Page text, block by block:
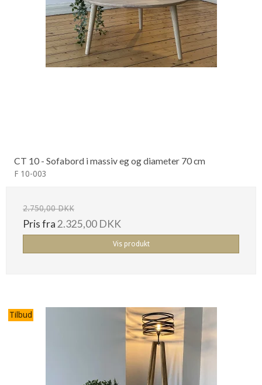
CT 10 - Sofabord i massiv eg og diameter 70 cm
F 10-003
2.750,00 DKK
Pris fra 2.325,00 DKK
Vis produkt
Tilbud